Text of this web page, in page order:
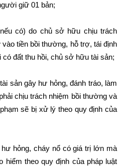
giữ 01 bản;
có) do chủ sở hữu chịu trách
tiền bồi thường, hỗ trợ, tái định
đất thu hồi, chủ sở hữu tài sản;
sản gây hư hỏng, đánh tráo, làm
chịu trách nhiệm bồi thường và
sẽ bị xử lý theo quy định của
hỏng, cháy nổ có giá trị lớn mà
hiểm theo quy định của pháp luật